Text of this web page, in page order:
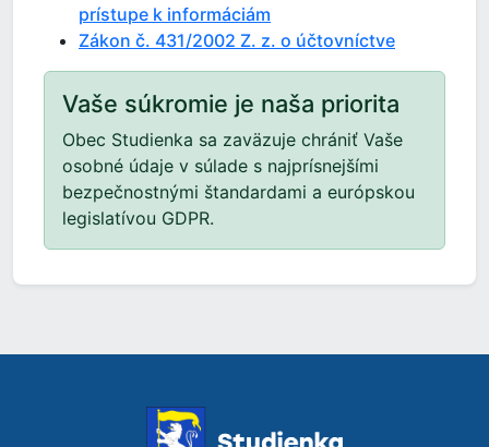
prístupe k informáciám
Zákon č. 431/2002 Z. z. o účtovníctve
Vaše súkromie je naša priorita
Obec Studienka sa zaväzuje chrániť Vaše
osobné údaje v súlade s najprísnejšími
bezpečnostnými štandardami a európskou
legislatívou GDPR.